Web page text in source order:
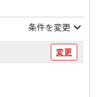
条件を変更
変更